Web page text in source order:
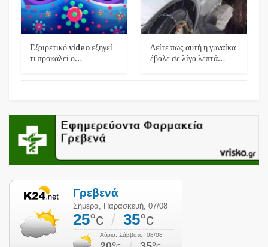
Εξαιρετικό video εξηγεί
τι προκαλεί ο…
Δείτε πως αυτή η γυναίκα
έβαλε σε λίγα λεπτά…